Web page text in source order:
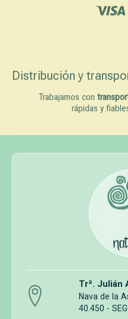
Distribución y
Trabajamos con
rápidas y
Trª. Julián
Nava de la
40.450 -